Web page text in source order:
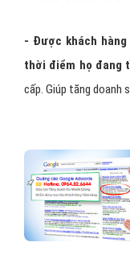
- Được khách
thời điểm họ đang
cấp. Giúp tăng doanh